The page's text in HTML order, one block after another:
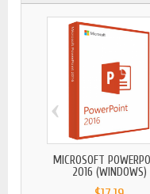
MICROSOFT
2016 (WINDOWS)
‹